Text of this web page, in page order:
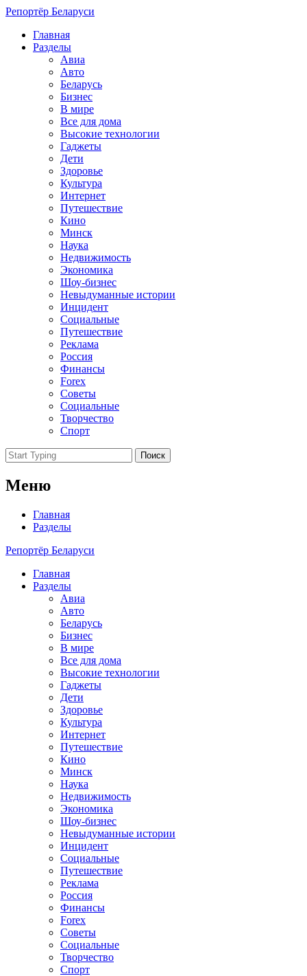
Репортёр Беларуси
Главная
Разделы
Авиа
Авто
Беларусь
Бизнес
В мире
Все для дома
Высокие технологии
Гаджеты
Дети
Здоровье
Культура
Интернет
Путешествие
Кино
Минск
Наука
Недвижимость
Экономика
Шоу-бизнес
Невыдуманные истории
Инцидент
Социальные
Путешествие
Реклама
Россия
Финансы
Forex
Советы
Социальные
Творчество
Спорт
Поиск
Меню
Главная
Разделы
Репортёр Беларуси
Главная
Разделы
Авиа
Авто
Беларусь
Бизнес
В мире
Все для дома
Высокие технологии
Гаджеты
Дети
Здоровье
Культура
Интернет
Путешествие
Кино
Минск
Наука
Недвижимость
Экономика
Шоу-бизнес
Невыдуманные истории
Инцидент
Социальные
Путешествие
Реклама
Россия
Финансы
Forex
Советы
Социальные
Творчество
Спорт